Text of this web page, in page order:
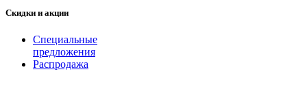
Скидки и акции
Специальные
предложения
Распродажа